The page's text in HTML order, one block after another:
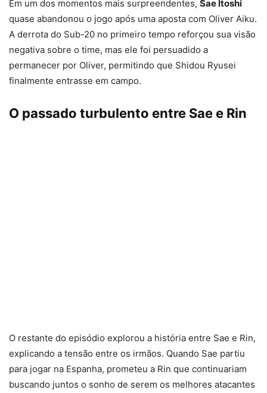
Em um dos momentos mais surpreendentes, Sae Itoshi
quase abandonou o jogo após uma aposta com Oliver Aiku.
A derrota do Sub-20 no primeiro tempo reforçou sua visão
negativa sobre o time, mas ele foi persuadido a
permanecer por Oliver, permitindo que Shidou Ryusei
finalmente entrasse em campo.
O passado turbulento entre Sae e Rin
O restante do episódio explorou a história entre Sae e Rin,
explicando a tensão entre os irmãos. Quando Sae partiu
para jogar na Espanha, prometeu a Rin que continuariam
buscando juntos o sonho de serem os melhores atacantes